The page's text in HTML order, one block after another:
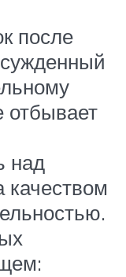
после
отбывает
над
качеством